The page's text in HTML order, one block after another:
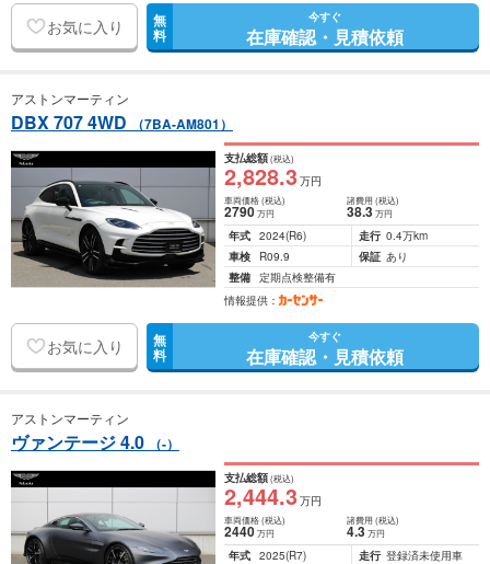
お気に入り 無
料
今すぐ
在庫確認・見積依頼
アストンマーティン
DBX 707 4WD （7BA-AM801）
支払総額(税込)
2,828.3万円
車両価格(税込)
2790万円
諸費用 (税込)
38.3 万円
年式 2024(R6) 走行 0.4万km
車検
R09.9 保証 あり
整備 定期点検整備有
情報提供：
お気に入り 無
料
今すぐ
在庫確認・見積依頼
アストンマーティン
ヴァンテージ 4.0 （-）
支払総額(税込)
2,444.3万円
車両価格(税込)
2440万円
諸費用 (税込)
4.3 万円
年式 2025(R7) 走行 登録済未使用車